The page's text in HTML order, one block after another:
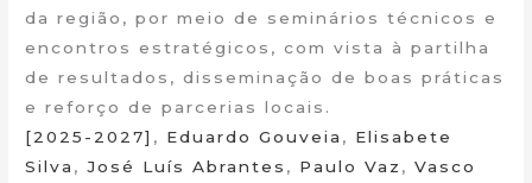
da região, por meio de seminários técnicos e
encontros estratégicos, com vista à partilha
de resultados, disseminação de boas práticas
e reforço de parcerias locais.
[2025-2027] , Eduardo Gouveia , Elisabete
Silva ,José Luís Abrantes , Paulo Vaz ,Vasco